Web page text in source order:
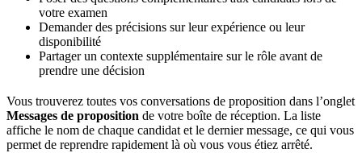
votre examen
Demander des précisions sur leur expérience ou leur
disponibilité
Partager un contexte supplémentaire sur le rôle avant de
prendre une décision
Vous trouverez toutes vos conversations de proposition dans l’onglet
Messages de proposition de votre boîte de réception. La liste
affiche le nom de chaque candidat et le dernier message, ce qui vous
permet de reprendre rapidement là où vous vous étiez arrêté.